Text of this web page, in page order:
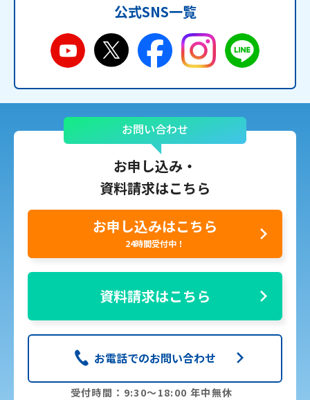
公式SNS一覧
お問い合わせ
お申し込み・
資料請求はこちら
お申し込みはこちら
24時間受付中！
資料請求はこちら
お電話でのお問い合わせ
受付時間：9:30〜18:00 年中無休